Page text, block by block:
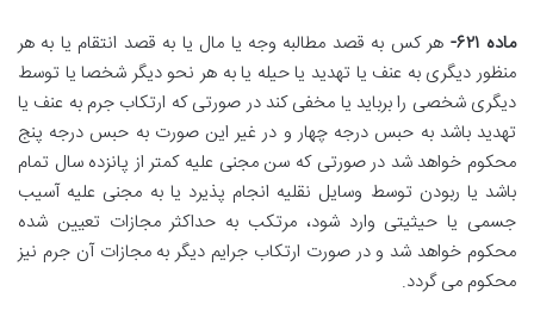
ماده ۶۲۱-
هر کس به قصد مطالبه وجه یا مال یا به قصد انتقام یا به هر
منظور دیگری به عنف یا تهدید یا حیله یا به هر نحو دیگر شخصا یا توسط
دیگری شخصی را برباید یا مخفی کند در صورتی که ارتکاب جرم به عنف یا
تهدید باشد به حبس درجه چهار و در غیر این صورت به حبس درجه پنج
محکوم خواهد شد در صورتی که سن مجنی علیه کمتر از پانزده سال تمام
باشد یا ربودن توسط وسایل نقلیه انجام پذیرد یا به مجنی علیه آسیب
جسمی یا حیثیتی وارد شود، مرتکب به حداکثر مجازات تعیین شده
محکوم خواهد شد و در صورت ارتکاب جرایم دیگر به مجازات آن جرم نیز
محکوم می گردد.